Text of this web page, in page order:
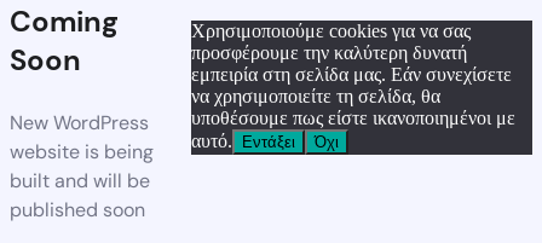
Coming
Soon
New WordPress
website is being
built and will be
published soon
Χρησιμοποιούμε cookies για να σας
προσφέρουμε την καλύτερη δυνατή
εμπειρία στη σελίδα μας. Εάν συνεχίσετε
να χρησιμοποιείτε τη σελίδα, θα
υποθέσουμε πως είστε ικανοποιημένοι με
αυτό.
Εντάξει Όχι